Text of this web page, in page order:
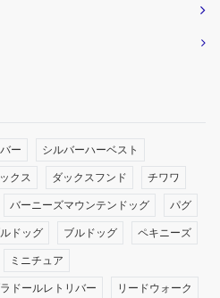
ー シルバーハーベスト
クス ダックスフンド チワワ
バーニーズマウンテンドッグ パグ
ドッグ ブルドッグ ペキニーズ
ミニチュア
ドールレトリバー リードウォーク